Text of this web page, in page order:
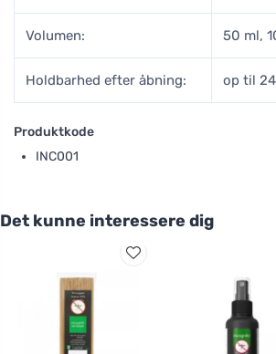
Volumen: 50 ml,
Holdbarhed efter åbning: op til
Produktkode
INC001
Det kunne interessere dig